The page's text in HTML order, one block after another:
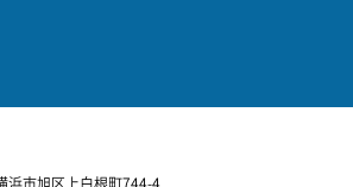
浜市旭区上白根町744-4